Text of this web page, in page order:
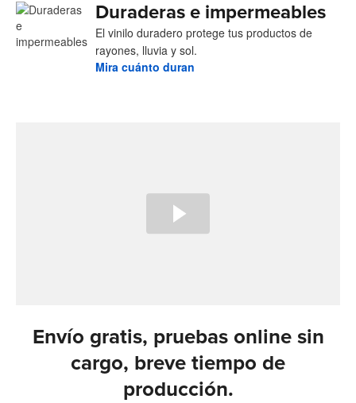
Duraderas e impermeables
El vinilo duradero protege tus productos de
rayones, lluvia y sol.
Mira cuánto duran
Envío gratis, pruebas online sin
cargo, breve tiempo de
producción.